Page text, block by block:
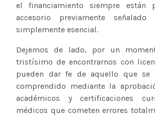
el financiamiento siempre están
accesorio previamente
simplemente esencial.
Dejemos de lado, por un
tristísimo de encontrarnos con
pueden dar fe de aquello que se
comprendido mediante la
académicos y certificaciones
médicos que cometen errores